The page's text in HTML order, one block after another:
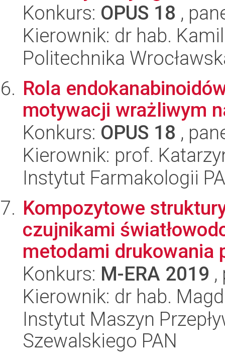
Konkurs: OPUS 18 ,
Kierownik: dr hab.
Politechnika
Rola
motywacji wrażliwym
Konkurs: OPUS 18 ,
Kierownik: prof.
Instytut Farmakologii
Kompozytowe
czujnikami
metodami drukowania
Konkurs: M-ERA 2019 ,
Kierownik: dr hab.
Instytut Maszyn
Szewalskiego PAN